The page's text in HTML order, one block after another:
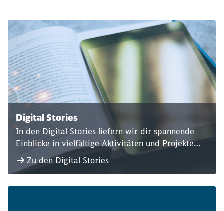
Digital Stories
In den Digital Stories liefern wir dir spannende
Einblicke in vielfältige Aktivitäten und Projekte
rund um die Digitalisierung der Deutschen Bahn.
Tauche ein in digitale Trends & Innovationen,
Zu den Digital Stories